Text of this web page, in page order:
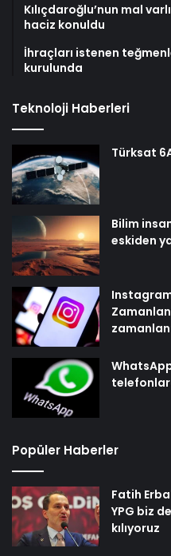
Kılıçdaroğlu’nun mal
haciz konuldu
İhraçları istenen
kurulunda
Teknoloji Haberleri
Türksat
Bilim
eskiden
Popüler Haberler
Fatih
YPG biz
kılıyoruz